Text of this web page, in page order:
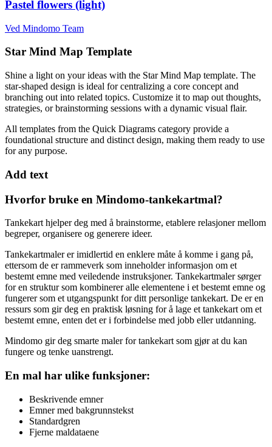
Pastel flowers (light)
Ved Mindomo Team
Star Mind Map Template
Shine a light on your ideas with the Star Mind Map template. The
star-shaped design is ideal for centralizing a core concept and
branching out into related topics. Customize it to map out thoughts,
strategies, or brainstorming sessions with a dynamic visual flair.
All templates from the Quick Diagrams category provide a
foundational structure and distinct design, making them ready to use
for any purpose.
Add text
Hvorfor bruke en Mindomo-tankekartmal?
Tankekart hjelper deg med å brainstorme, etablere relasjoner mellom
begreper, organisere og generere ideer.
Tankekartmaler er imidlertid en enklere måte å komme i gang på,
ettersom de er rammeverk som inneholder informasjon om et
bestemt emne med veiledende instruksjoner. Tankekartmaler sørger
for en struktur som kombinerer alle elementene i et bestemt emne og
fungerer som et utgangspunkt for ditt personlige tankekart. De er en
ressurs som gir deg en praktisk løsning for å lage et tankekart om et
bestemt emne, enten det er i forbindelse med jobb eller utdanning.
Mindomo gir deg smarte maler for tankekart som gjør at du kan
fungere og tenke uanstrengt.
En mal har ulike funksjoner:
Beskrivende emner
Emner med bakgrunnstekst
Standardgren
Fjerne maldataene